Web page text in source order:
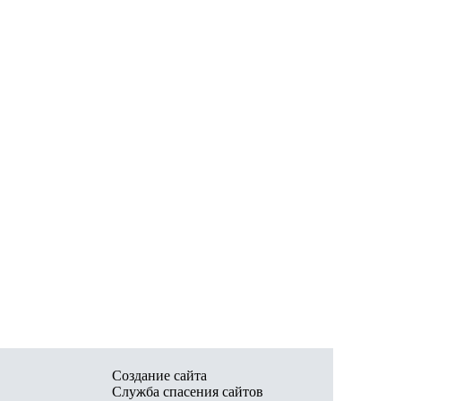
Создание сайта
Служба спасения сайтов